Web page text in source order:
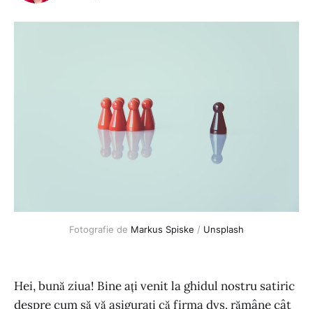
Fotografie de Markus Spiske / Unsplash
Hei, bună ziua! Bine ați venit la ghidul nostru satiric
despre cum să vă asigurați că firma dvs. rămâne cât